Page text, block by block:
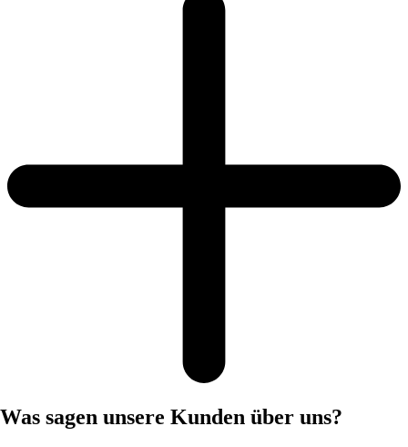
Was sagen unsere Kunden über uns?